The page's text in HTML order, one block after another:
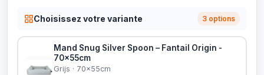
Choisissez votre variante 3 options
Mand Snug Silver Spoon – Fantail Origin -
70x55cm
Grijs · 70x55cm